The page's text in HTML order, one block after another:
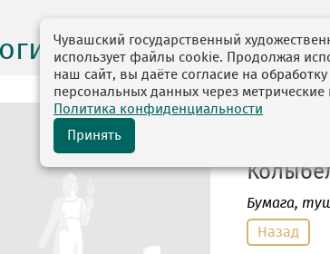
выставок
автор:
Бумага,
Назад
Чувашский государственный
использует файлы cookie. Продолжая
наш сайт, вы даёте согласие на
персональных данных через
Политика конфиденциальности
Принять